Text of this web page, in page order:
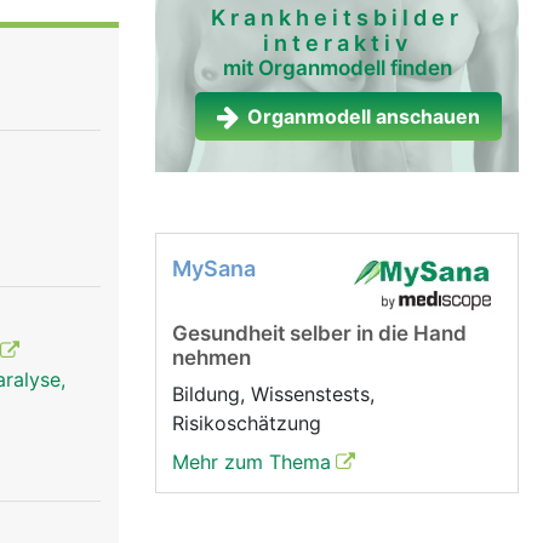
Krankheitsbilder
interaktiv
mit Organmodell finden
Organmodell anschauen
MySana
Gesundheit selber in die Hand
nehmen
Bildung, Wissenstests,
Risikoschätzung
Mehr zum Thema